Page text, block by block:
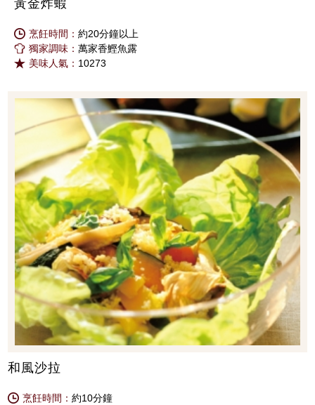
黃金炸蝦
烹飪時間： 約20分鐘以上
獨家調味： 萬家香鰹魚露
美味人氣： 10273
和風沙拉
烹飪時間：約10分鐘